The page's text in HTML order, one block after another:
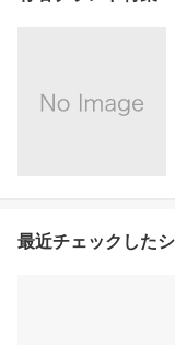
最近チェックした